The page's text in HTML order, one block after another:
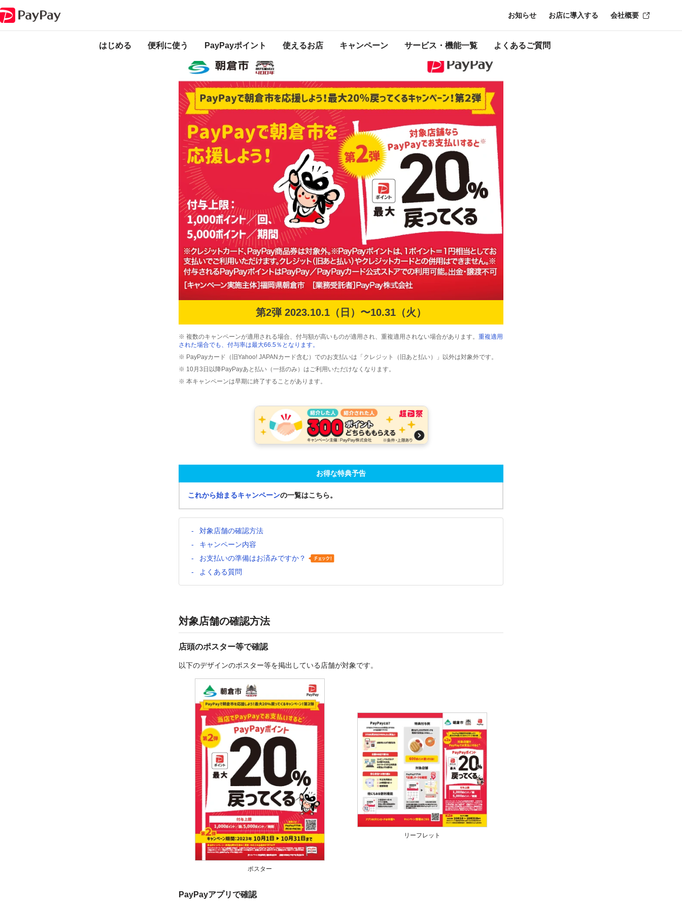
はじめる 便利に使う PayPayポイント 使えるお店 キャンペーン サービス・機能一覧 よくあるご質問
お知らせ お店に導入する 会社概要
のになります。開催中のキャンペーン一覧はこちら
第2弾 2023.10.1（日）〜10.31（火）
※ 複数のキャンペーンが適用される場合、付与額が高いものが適用され、重複適用されない場合があります。 重複適用
された場合でも、付与率は最大66.5％となります。
※ PayPayカード（旧Yahoo! JAPANカード含む）でのお支払いは「クレジット（旧あと払い）」以外は対象外です。
※ 10月3日以降PayPayあと払い（一括のみ）はご利用いただけなくなります。
※ 本キャンペーンは早期に終了することがあります。
お得な特典予告
これから始まるキャンペーンの一覧はこちら。
対象店舗の確認方法
キャンペーン内容
お支払いの準備はお済みですか？
よくある質問
対象店舗の確認方法
店頭のポスター等で確認
以下のデザインのポスター等を掲出している店舗が対象です。
ポスター
リーフレット
PayPayアプリで確認